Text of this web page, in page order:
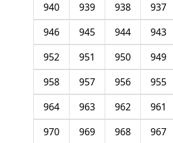
937
938
939
940
943
944
945
946
949
950
951
952
955
956
957
958
961
962
963
964
967
968
969
970